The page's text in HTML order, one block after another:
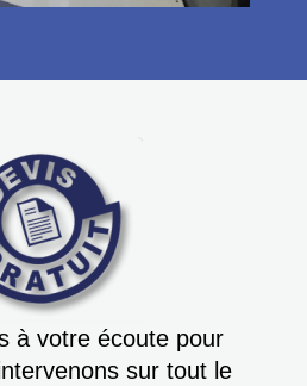
à votre écoute pour
sur tout le